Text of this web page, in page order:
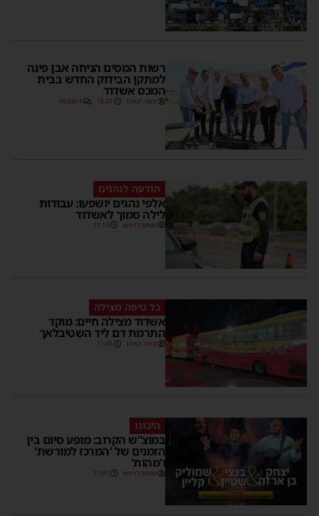
רשות המסים הניחה אבן פינה
למתקן הבידוק החדש בבית
המכס אשדוד
משה קאהן 15:37 1 תגובות
הודעה לנהגים
אלפי נהגים יושפעו: עבודות
לילה סמוך לאשדוד
מנחם דויטש 11:10
כל טיפה מצילה
אשדוד מצילה חיים: מוקד
התרמת דם ליד השטיבלאך
משה קאהן 11:05
היכונו
במוצ”ש הקרוב: מופע סיום בין
הזמנים של 'המרכז למורשת'
ו'מהות'
מנחם דויטש 11:01